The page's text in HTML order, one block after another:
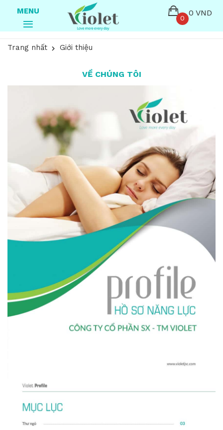
MENU
0
0 VND
Trang nhất Giới thiệu
VỀ CHÚNG TÔI